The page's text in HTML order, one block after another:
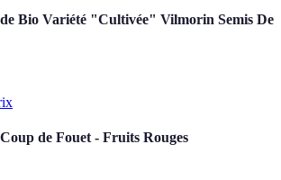
Bio Variété "Cultivée" Vilmorin Semis De
de Fouet - Fruits Rouges